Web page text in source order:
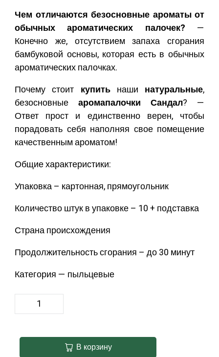
Чем отличаются безосновные ароматы от
обычных ароматических палочек? —
Конечно же, отсутствием запаха сгорания
бамбуковой основы, которая есть в обычных
ароматических палочках.
Почему стоит купитьнаши натуральные,
безосновные аромапалочки Сандал? —
Ответ прост и единственно верен, чтобы
порадовать себя наполняя свое помещение
качественным ароматом!
Общие характеристики:
Упаковка – картонная, прямоугольник
Количество штук в упаковке – 10 + подставка
Страна происхождения
Продолжительность сгорания – до 30 минут
Категория — пыльцевые
В корзину